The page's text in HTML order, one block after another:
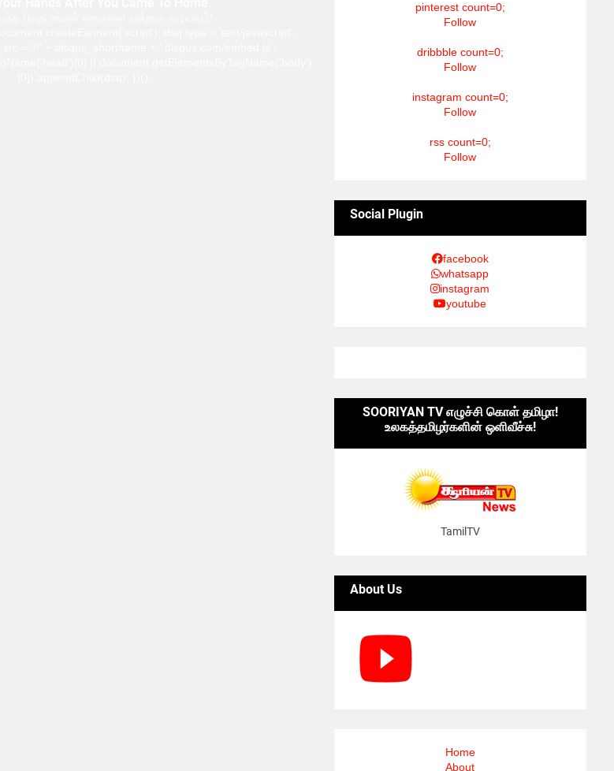
pinterest count=0;
Follow
dribbble count=0;
Follow
instagram count=0;
Follow
rss count=0;
Follow
Social Plugin
facebook
whatsapp
instagram
youtube
SOORIYAN TV எழுச்சி கொள் தமிழா!
உலகத்தமிழர்களின் ஒளிவீச்சு!
TamilTV
About Us
Home
About